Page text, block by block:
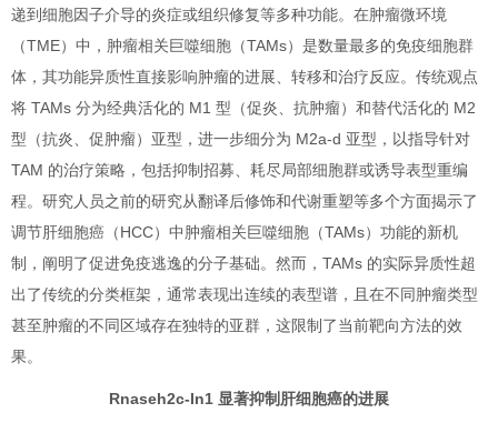
递到细胞因子介导的炎症或组织修复等多种功能。在肿瘤微环境
（TME）中，肿瘤相关巨噬细胞（TAMs）是数量最多的免疫细胞群
体，其功能异质性直接影响肿瘤的进展、转移和治疗反应。传统观点
将 TAMs 分为经典活化的 M1 型（促炎、抗肿瘤）和替代活化的 M2
型（抗炎、促肿瘤）亚型，进一步细分为 M2a-d 亚型，以指导针对
TAM 的治疗策略，包括抑制招募、耗尽局部细胞群或诱导表型重编
程。研究人员之前的研究从翻译后修饰和代谢重塑等多个方面揭示了
调节肝细胞癌（HCC）中肿瘤相关巨噬细胞（TAMs）功能的新机
制，阐明了促进免疫逃逸的分子基础。然而，TAMs 的实际异质性超
出了传统的分类框架，通常表现出连续的表型谱，且在不同肿瘤类型
甚至肿瘤的不同区域存在独特的亚群，这限制了当前靶向方法的效
果。
Rnaseh2c-In1 显著抑制肝细胞癌的进展